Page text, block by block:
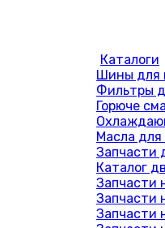
Каталоги
Шины для
Фильтры
Горюче
Масла
Запчасти
Каталог
Запчасти
Запчасти
Запчасти